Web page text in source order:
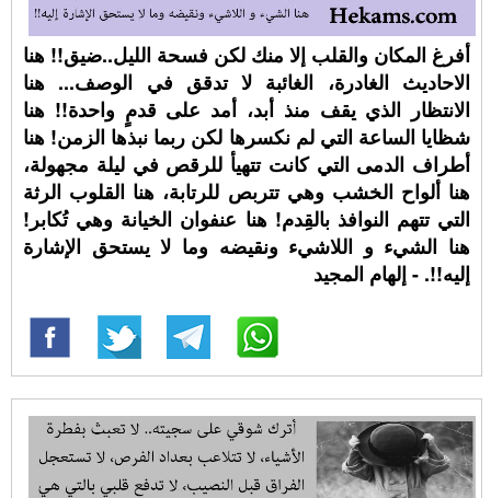
أفرغ المكان والقلب إلا منك لكن فسحة الليل..ضيق!! هنا
الاحاديث الغادرة، الغائبة لا تدقق في الوصف... هنا
الانتظار الذي يقف منذ أبد، أمد على قدمٍ واحدة!! هنا
شظايا الساعة التي لم نكسرها لكن ربما نبذها الزمن! هنا
أطراف الدمى التي كانت تتهيأ للرقص في ليلة مجهولة،
هنا ألواح الخشب وهي تتربص للرتابة، هنا القلوب الرثة
التي تتهم النوافذ بالقِدم! هنا عنفوان الخيانة وهي تُكابر!
هنا الشيء و اللاشيء ونقيضه وما لا يستحق الإشارة
إليه!!. - إلهام المجيد